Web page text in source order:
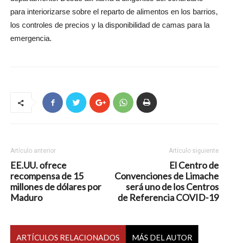
para interiorizarse sobre el reparto de alimentos en los barrios,
los controles de precios y la disponibilidad de camas para la
emergencia.
Artículo anterior
EE.UU. ofrece
recompensa de 15
millones de dólares por
Maduro
Artículo siguiente
El Centro de
Convenciones de Limache
será uno de los Centros
de Referencia COVID-19
ARTÍCULOS RELACIONADOS MÁS DEL AUTOR